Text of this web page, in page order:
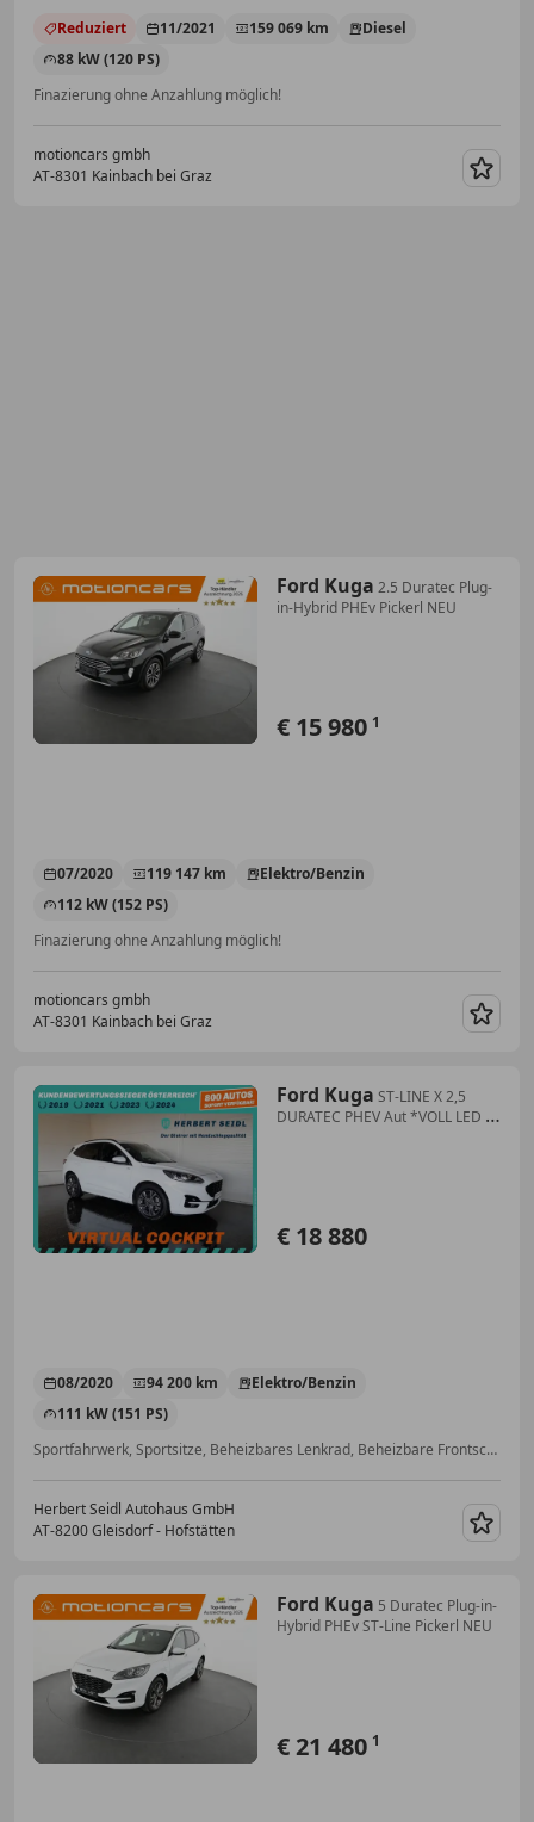
Reduziert 11/2021 159 069 km
Diesel
88 kW (120 PS)
Finazierung ohne Anzahlung möglich!
motioncars gmbh
AT-8301 Kainbach bei Graz
Ford Kuga 2.5 Duratec Plug-
in-Hybrid PHEv Pickerl NEU
€ 15 980 1
07/2020 119 147 km
Elektro/Benzin
112 kW (152 PS)
Finazierung ohne Anzahlung möglich!
motioncars gmbh
AT-8301 Kainbach bei Graz
Ford Kuga ST-LINE X 2,5
DURATEC PHEV Aut *VOLL LED /
€ 18 880
08/2020 94 200 km
Elektro/Benzin
111 kW (151 PS)
Sportfahrwerk, Sportsitze, Beheizbares Lenkrad, Beheizbare Frontscheibe, Sportpaket, Sitzheizung, Alufelgen, Lederlenkrad
Herbert Seidl Autohaus GmbH
AT-8200 Gleisdorf - Hofstätten
Ford Kuga 5 Duratec Plug-in-
Hybrid PHEv ST-Line Pickerl NEU
€ 21 480 1